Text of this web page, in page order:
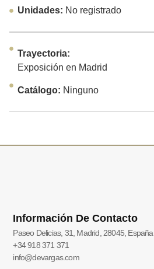
Unidades: No registrado
Trayectoria:
Exposición en Madrid
Catálogo: Ninguno
Información De Contacto
Paseo Delicias, 31, Madrid, 28045, España
+34 918 371 371
info@devargas.com